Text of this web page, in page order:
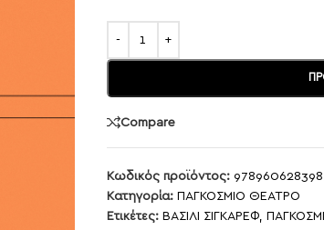
Compare
Κωδικός προϊόντος:
Κατηγορία: ΠΑΓΚΟΣΜΙΟ ΘΕΑΤΡΟ
Ετικέτες: ΒΑΣΙΛΙ ΣΙΓΚΑΡΕΦ,